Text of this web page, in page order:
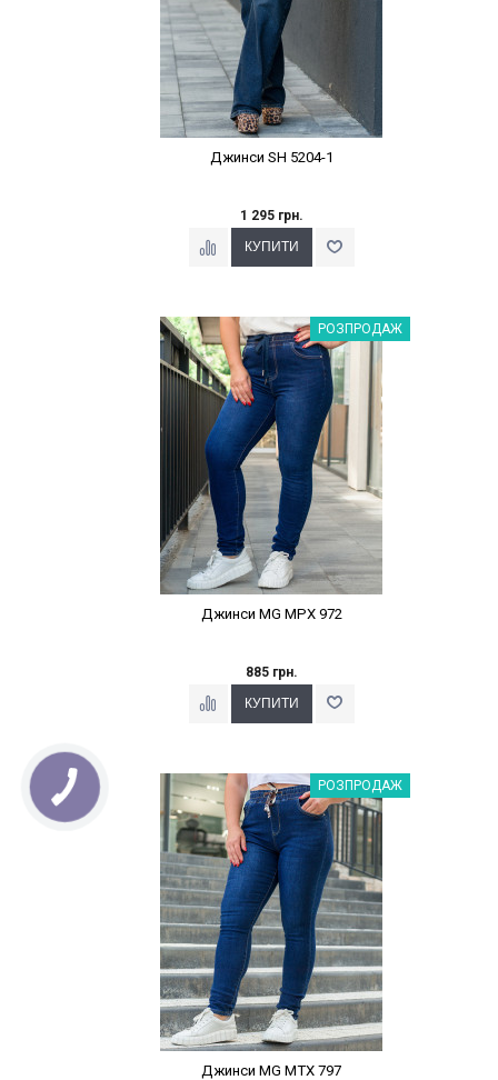
Джинси SH 5204-1
1 295 грн.
Наклейки Варіант з %РОЗПРОДАЖ
Джинси MG MPX 972
885 грн.
Наклейки Варіант з %РОЗПРОДАЖ
Джинси MG MTX 797